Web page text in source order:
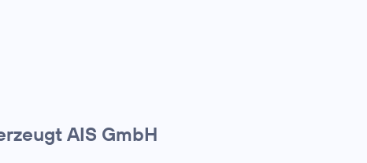
AIS GmbH